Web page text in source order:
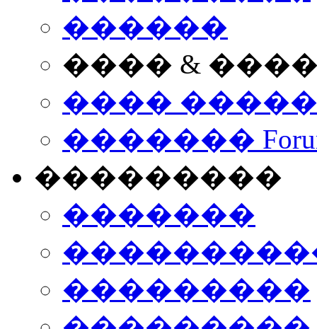
������
���� &
����
�������
���������
�������
���������